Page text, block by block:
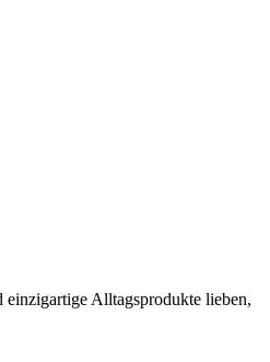
einzigartige Alltagsprodukte lieben,